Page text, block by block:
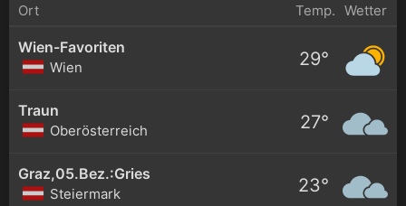
Ort Temp. Wetter
Wien-Favoriten
Wien 29°
Traun
Oberösterreich 27°
Graz,05.Bez.:Gries
Steiermark 23°